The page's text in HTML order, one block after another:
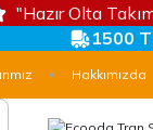
"Hazır Olta
1500
Hakkımızda